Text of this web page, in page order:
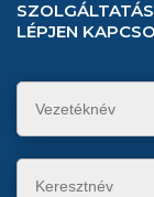
LÉPJEN